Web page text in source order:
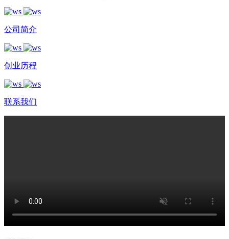
公司简介
创业历程
联系我们